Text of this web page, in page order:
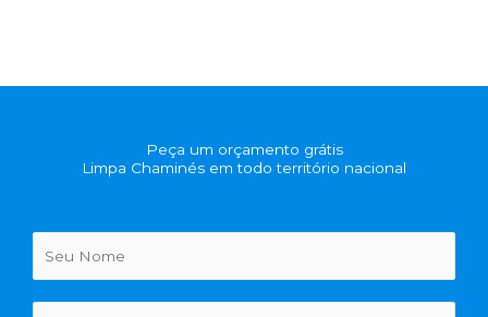
Peça um orçamento grátis
Limpa Chaminés em todo território nacional